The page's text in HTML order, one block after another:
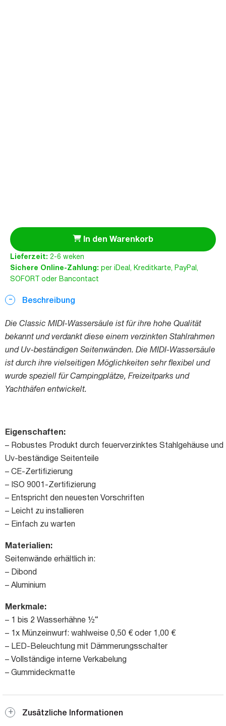
Beschreibung
Die Classic MIDI-Wassersäule ist für ihre hohe Qualität
bekannt und verdankt diese einem verzinkten Stahlrahmen
und Uv-beständigen Seitenwänden. Die MIDI-Wassersäule
ist durch ihre vielseitigen Möglichkeiten sehr flexibel und
wurde speziell für Campingplätze, Freizeitparks und
Yachthäfen entwickelt.
Eigenschaften:
– Robustes Produkt durch feuerverzinktes Stahlgehäuse und
Uv-beständige Seitenteile
– CE-Zertifizierung
– ISO 9001-Zertifizierung
– Entspricht den neuesten Vorschriften
– Leicht zu installieren
– Einfach zu warten
Materialien:
Seitenwände erhältlich in:
– Dibond
– Aluminium
Merkmale:
– 1 bis 2 Wasserhähne ½“
– 1x Münzeinwurf: wahlweise 0,50 € oder 1,00 €
– LED-Beleuchtung mit Dämmerungsschalter
– Vollständige interne Verkabelung
– Gummideckmatte
Zusätzliche Informationen
In den Warenkorb
Lieferzeit: 2-6 weken
Sichere Online-Zahlung: per iDeal, Kreditkarte, PayPal,
SOFORT oder Bancontact